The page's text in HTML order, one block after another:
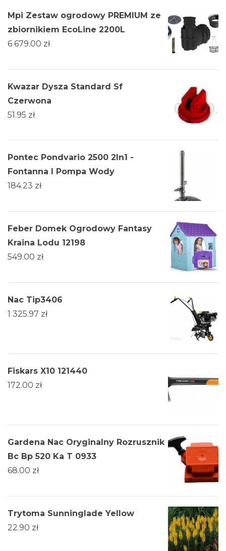
Mpi Zestaw ogrodowy PREMIUM ze
zbiornikiem EcoLine 2200L
6 679.00 zł
Kwazar Dysza Standard Sf
Czerwona
51.95 zł
Pontec Pondvario 2500 2In1 -
Fontanna I Pompa Wody
184.23 zł
Feber Domek Ogrodowy Fantasy
Kraina Lodu 12198
549.00 zł
Nac Tip3406
1 325.97 zł
Fiskars X10 121440
172.00 zł
Gardena Nac Oryginalny Rozrusznik
Bc Bp 520 Ka T 0933
68.00 zł
Trytoma Sunninglade Yellow
22.90 zł